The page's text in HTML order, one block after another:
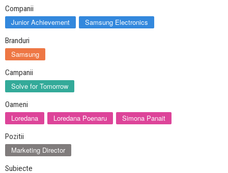
Companii
Junior Achievement Samsung Electronics
Branduri
Samsung
Campanii
Solve for Tomorrow
Oameni
Loredana Loredana Poenaru Simona Panait
Pozitii
Marketing Director
Subiecte